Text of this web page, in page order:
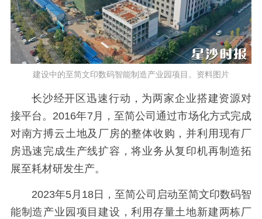
建设中的至简文印数码智能制造产业园项目。资料图片
长沙经开区迅速行动，为两家企业搭建资源对
接平台。2016年7月，至简公司通过市场化方式完成
对南方搏云土地及厂房的整体收购，并利用现有厂
房迅速完成生产线扩容，将业务从复印机再制造拓
展至耗材研发生产。
2023年5月18日，至简公司启动至简文印数码智
能制造产业园项目建设，利用存量土地新建两栋厂